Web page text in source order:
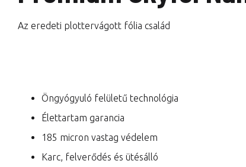
Az eredeti plottervágott fólia család
Öngyógyuló felületű technológia
Élettartam garancia
185 micron vastag védelem
Karc, felverődés és ütésálló